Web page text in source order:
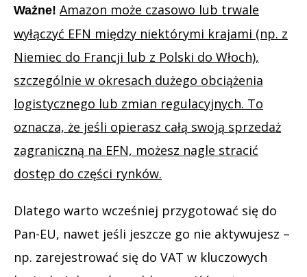
Ważne! Amazon może czasowo lub trwale
wyłączyć EFN między niektórymi krajami (np. z
Niemiec do Francji lub z Polski do Włoch),
szczególnie w okresach dużego obciążenia
logistycznego lub zmian regulacyjnych. To
oznacza, że jeśli opierasz całą swoją sprzedaż
zagraniczną na EFN, możesz nagle stracić
dostęp do części rynków.
Dlatego warto wcześniej przygotować się do
Pan-EU, nawet jeśli jeszcze go nie aktywujesz –
np. zarejestrować się do VAT w kluczowych